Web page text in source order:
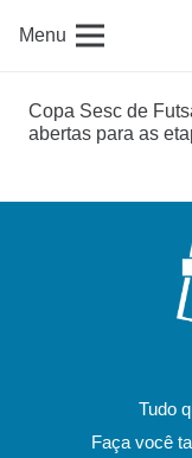
Menu
Copa Sesc de
abertas para as
Tudo
Faça você